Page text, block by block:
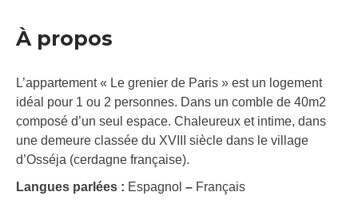
À propos
L’appartement « Le grenier de Paris » est un logement
idéal pour 1 ou 2 personnes. Dans un comble de 40m2
composé d’un seul espace. Chaleureux et intime, dans
une demeure classée du XVIII siècle dans le village
d’Osséja (cerdagne française).
Langues parlées : Espagnol – Français